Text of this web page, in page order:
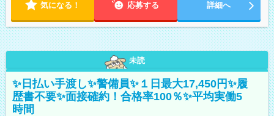
気になる！ 応募する 詳細へ
未読
✨日払い手渡し✨警備員✨１日最大17,450円✨履
歴書不要✨面接確約！合格率100％✨平均実働5
時間